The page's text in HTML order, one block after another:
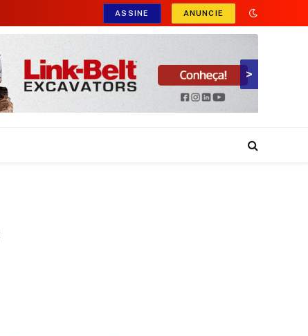
ASSINE ANUNCIE
>